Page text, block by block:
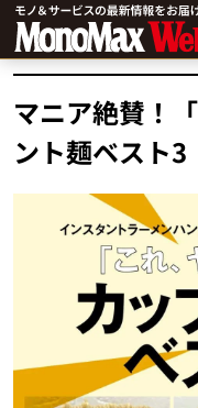
マニア絶賛！
ント麺ベスト3